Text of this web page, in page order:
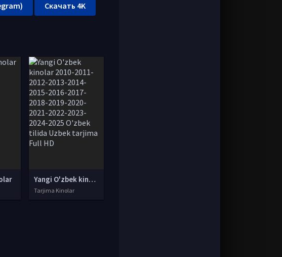
Скачать 4K
Yangi O'zbek kinolar 2010-2011-2012-2013-2014-2015-2016-2017-2018-2019-2020-2021-2022-2023-2024-2025 O'zbek tilida Uzbek tarjima Full HD
Tarjima Kinolar